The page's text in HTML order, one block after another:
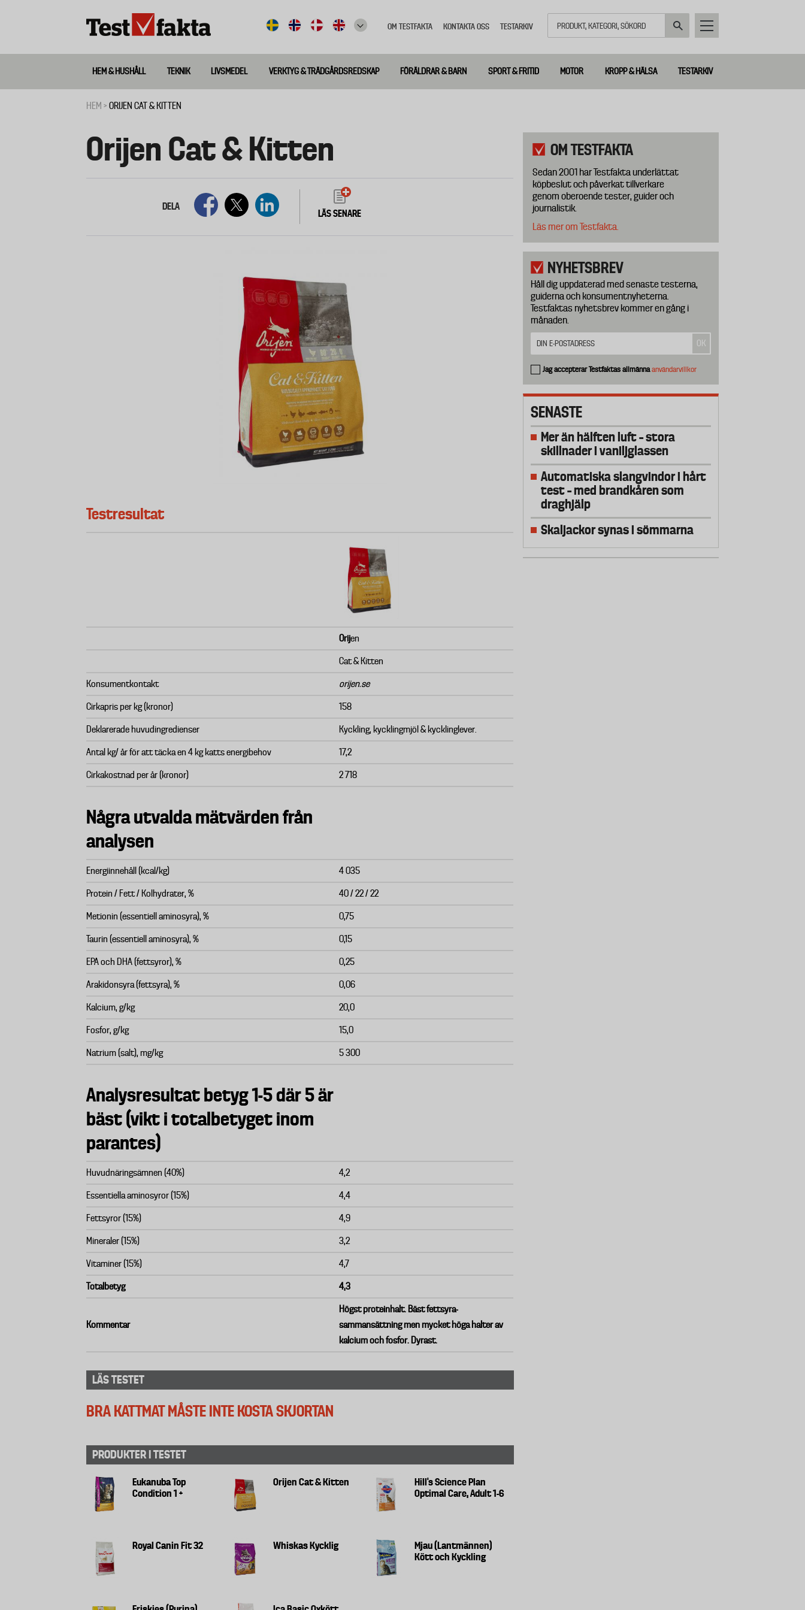
meny
OM TESTFAKTA KONTAKTA OSS TESTARKIV
Huvudmeny
ny
HEM & HUSHÅLL TEKNIK LIVSMEDEL VERKTYG & TRÄDGÅRDSREDSKAP FÖRÄLDRAR & BARN SPORT & FRITID MOTOR KROPP & HÄLSA TESTARKIV
HEM ORIJEN CAT & KITTEN
Orijen Cat & Kitten
DELA
LÄS SENARE
Testresultat
Orijen
Cat & Kitten
Konsumentkontakt orijen.se
Cirkapris per kg (kronor) 158
Deklarerade huvudingredienser Kyckling, kycklingmjöl & kycklinglever.
Antal kg/ år för att täcka en 4 kg katts energibehov 17,2
Cirkakostnad per år (kronor) 2 718
Några utvalda mätvärden från
analysen
Energiinnehåll (kcal/kg) 4 035
Protein / Fett / Kolhydrater, % 40 / 22 / 22
Metionin (essentiell aminosyra), % 0,75
Taurin (essentiell aminosyra), % 0,15
EPA och DHA (fettsyror), % 0,25
Arakidonsyra (fettsyra), % 0,06
Kalcium, g/kg 20,0
Fosfor, g/kg 15,0
Natrium (salt), mg/kg 5 300
Analysresultat betyg 1-5 där 5 är
bäst (vikt i totalbetyget inom
parantes)
Huvudnäringsämnen (40%) 4,2
Essentiella aminosyror (15%) 4,4
Fettsyror (15%) 4,9
Mineraler (15%) 3,2
Vitaminer (15%) 4,7
Totalbetyg 4,3
Kommentar
Högst proteinhalt. Bäst fettsyra-
sammansättning men mycket höga halter av
kalcium och fosfor. Dyrast.
LÄS TESTET
BRA KATTMAT MÅSTE INTE KOSTA SKJORTAN
PRODUKTER I TESTET
Eukanuba Top
Condition 1 +
Orijen Cat & Kitten
Hill's Science Plan
Optimal Care, Adult 1-6
Royal Canin Fit 32 Whiskas Kycklig
Mjau (Lantmännen)
Kött och Kyckling
OM TESTFAKTA
Sedan 2001 har Testfakta underlättat
köpbeslut och påverkat tillverkare
genom oberoende tester, guider och
journalistik.
Läs mer om Testfakta.
NYHETSBREV
Håll dig uppdaterad med senaste testerna,
guiderna och konsumentnyheterna.
Testfaktas nyhetsbrev kommer en gång i
månaden.
Jag accepterar Testfaktas allmännaanvändarvillkor
SENASTE
Mer än hälften luft – stora
skillnader i vaniljglassen
Automatiska slangvindor i hårt
test – med brandkåren som
draghjälp
Skaljackor synas i sömmarna